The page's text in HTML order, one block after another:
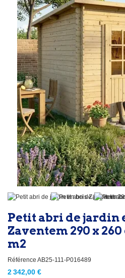
Petit abri de jardin
Zaventem 290 x 260
m2
Référence AB25-111-P016489
2 342,00 €